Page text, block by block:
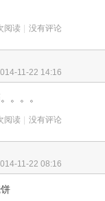
阅读 没有评论
11-22 14:16
。。。
阅读 没有评论
11-22 08:16